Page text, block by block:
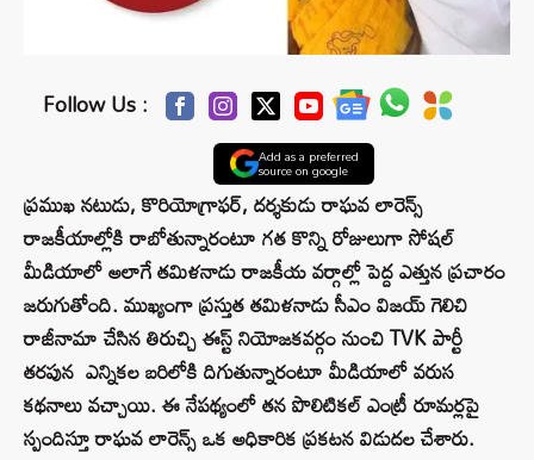
Follow Us :
Add as a preferred
source on google
ప్రముఖ నటుడు, కొరియోగ్రాఫర్, దర్శకుడు రాఘవ లారెన్స్
రాజకీయాల్లోకి రాబోతున్నారంటూ గత కొన్ని రోజులుగా సోషల్
మీడియాలో అలాగే తమిళనాడు రాజకీయ వర్గాల్లో పెద్ద ఎత్తున ప్రచారం
జరుగుతోంది. ముఖ్యంగా ప్రస్తుత తమిళనాడు సీఎం విజయ్ గెలిచి
రాజీనామా చేసిన తిరుచ్చి ఈస్ట్ నియోజకవర్గం నుంచి TVK పార్టీ
తరపున ఎన్నికల బరిలోకి దిగుతున్నారంటూ మీడియాలో వరుస
కథనాలు వచ్చాయి. ఈ నేపథ్యంలో తన పొలిటికల్ ఎంట్రీ రూమర్లపై
స్పందిస్తూ రాఘవ లారెన్స్ ఒక అధికారిక ప్రకటన విడుదల చేశారు.